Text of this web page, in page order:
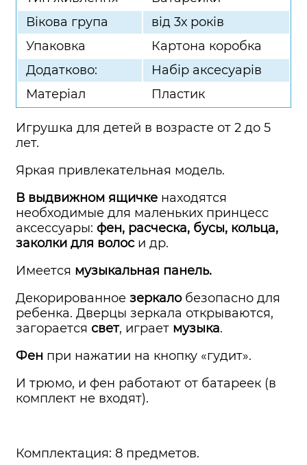
Вікова група
від 3х років
Упаковка
Картона коробка
Додатково:
Набір аксесуарів
Матеріал
Пластик
Игрушка для детей в возрасте от 2 до 5
лет.
Яркая привлекательная модель.
В выдвижном ящичке находятся
необходимые для маленьких принцесс
аксессуары: фен, расческа, бусы, кольца,
заколки для волос и др.
Имеется музыкальная панель.
Декорированное зеркалобезопасно для
ребенка. Дверцы зеркала открываются,
загорается свет, играет музыка.
Фен при нажатии на кнопку «гудит».
И трюмо, и фен работают от батареек (в
комплект не входят).
Комплектация: 8 предметов.